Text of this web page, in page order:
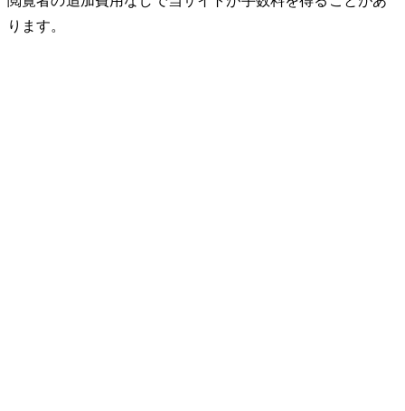
ります。